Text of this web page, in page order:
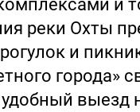
и
реки Охты
и
города»
выезд